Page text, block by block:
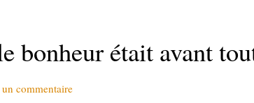
bonheur était avant
commentaire